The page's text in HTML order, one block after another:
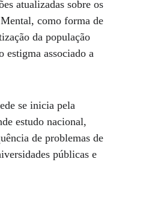
atualizadas sobre os
como forma de
da população
estigma associado a
se inicia pela
estudo nacional,
de problemas de
públicas e